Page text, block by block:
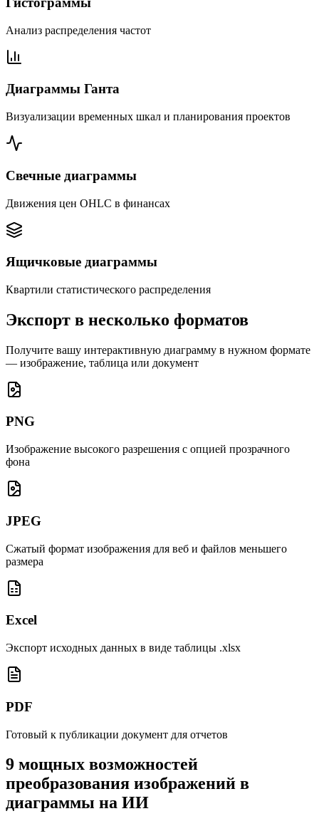
Анализ распределения частот
Диаграммы Ганта
Визуализации временных шкал и планирования проектов
Свечные диаграммы
Движения цен OHLC в финансах
Ящичковые диаграммы
Квартили статистического распределения
Экспорт в несколько форматов
Получите вашу интерактивную диаграмму в нужном формате
— изображение, таблица или документ
PNG
Изображение высокого разрешения с опцией прозрачного
фона
JPEG
Сжатый формат изображения для веб и файлов меньшего
размера
Excel
Экспорт исходных данных в виде таблицы .xlsx
PDF
Готовый к публикации документ для отчетов
9 мощных возможностей
преобразования изображений в
диаграммы на ИИ